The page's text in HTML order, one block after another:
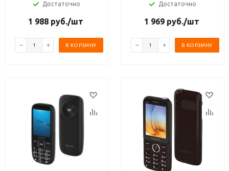
Достаточно
1 988 руб./шт
В КОРЗИНУ
Достаточно
1 969 руб./шт
В КОРЗИНУ